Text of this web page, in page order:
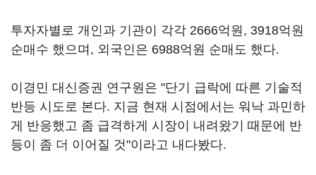
투자자별로 개인과 기관이 각각 2666억원, 3918억원
순매수 했으며, 외국인은 6988억원 순매도 했다.
이경민 대신증권 연구원은 "단기 급락에 따른 기술적
반등 시도로 본다. 지금 현재 시점에서는 워낙 과민하
게 반응했고 좀 급격하게 시장이 내려왔기 때문에 반
등이 좀 더 이어질 것"이라고 내다봤다.